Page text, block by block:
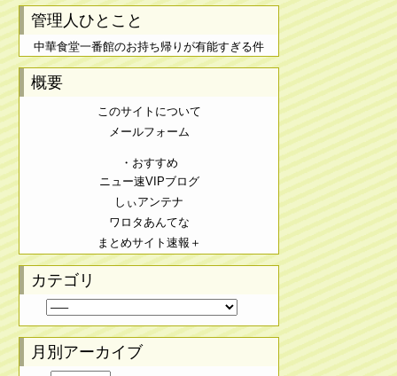
管理人ひとこと
中華食堂一番館のお持ち帰りが有能すぎる件
概要
このサイトについて
メールフォーム
・おすすめ
ニュー速VIPブログ
しぃアンテナ
ワロタあんてな
まとめサイト速報＋
カテゴリ
月別アーカイブ